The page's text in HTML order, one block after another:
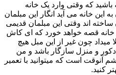
که وقتی وارد یک خانه
این خانه می آید انگار این مبلمان
اند وقتی این مبلمان قدیمی
قصه خواهد خورد که ای کاش
میداد چون غیر از این مبل هیچ
دکور و منزل سازگار باشد و من
آنوقت است که میتوانید با تعمیر
کنید.